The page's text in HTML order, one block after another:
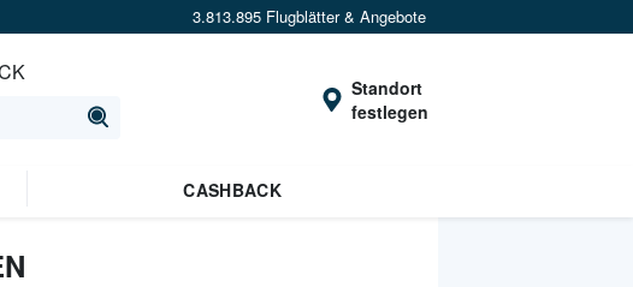
3.813.895 Flugblätter & Angebote
Standort
festlegen
CASHBACK